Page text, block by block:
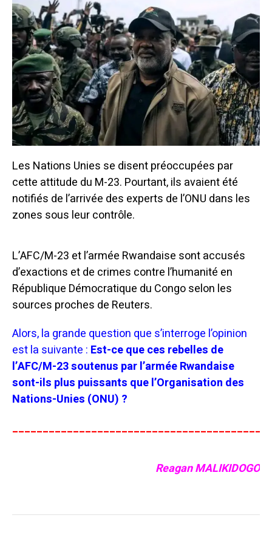
Les Nations Unies se disent préoccupées par
cette attitude du M-23. Pourtant, ils avaient été
notifiés de l’arrivée des experts de l’ONU dans les
zones sous leur contrôle.
L’AFC/M-23 et l’armée Rwandaise sont accusés
d’exactions et de crimes contre l’humanité en
République Démocratique du Congo selon les
sources proches de Reuters.
Alors, la grande question que s’interroge l’opinion
est la suivante : Est-ce que ces rebelles de
l’AFC/M-23 soutenus par l’armée Rwandaise
sont-ils plus puissants que l’Organisation des
Nations-Unies (ONU) ?
Reagan MALIKIDOGO